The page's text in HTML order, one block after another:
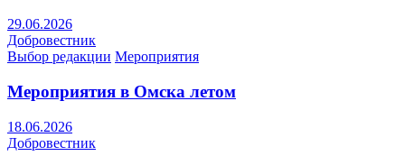
29.06.2026
Добровестник
Выбор редакции Мероприятия
Мероприятия в Омска летом
18.06.2026
Добровестник